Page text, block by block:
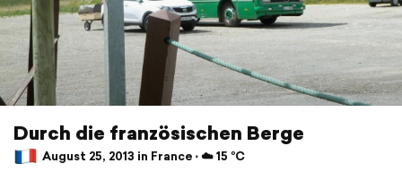
Durch die französischen Berge
August 25, 2013 in France ⋅ ☁️ 15 °C